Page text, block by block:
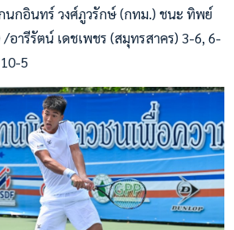
นกอินทร์ วงศ์ภูวรักษ์ (กทม.) ชนะ ทิพย์
/อารีรัตน์ เดชเพชร (สมุทรสาคร) 3-6, 6-
5